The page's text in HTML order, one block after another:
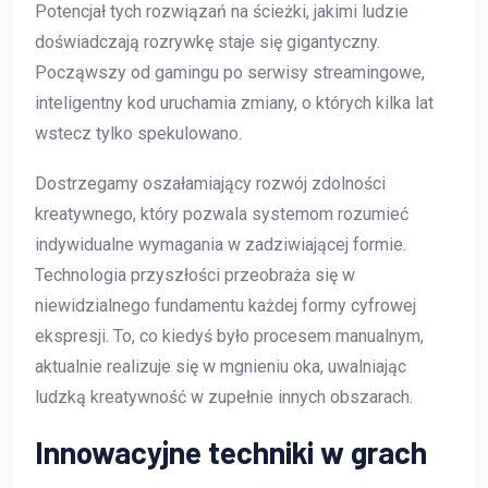
Potencjał tych rozwiązań na ścieżki, jakimi ludzie
doświadczają rozrywkę staje się gigantyczny.
Począwszy od gamingu po serwisy streamingowe,
inteligentny kod uruchamia zmiany, o których kilka lat
wstecz tylko spekulowano.
Dostrzegamy oszałamiający rozwój zdolności
kreatywnego, który pozwala systemom rozumieć
indywidualne wymagania w zadziwiającej formie.
Technologia przyszłości przeobraża się w
niewidzialnego fundamentu każdej formy cyfrowej
ekspresji. To, co kiedyś było procesem manualnym,
aktualnie realizuje się w mgnieniu oka, uwalniając
ludzką kreatywność w zupełnie innych obszarach.
Innowacyjne techniki w grach